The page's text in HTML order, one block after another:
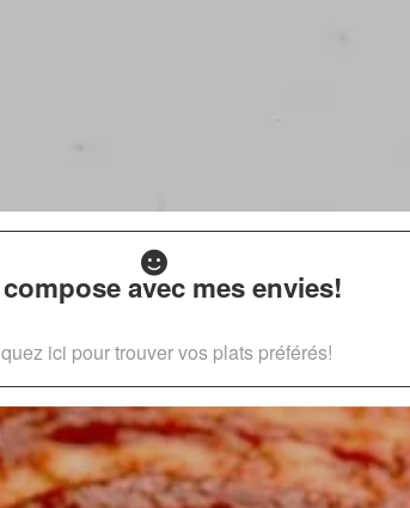
avec mes envies!
ici pour trouver vos plats préférés!